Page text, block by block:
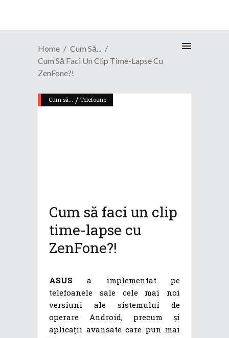
Home
Cum Să...
Cum Să Faci Un Clip Time-Lapse Cu
ZenFone?!
Cum să... / Telefoane
Cum să faci un clip
time-lapse cu
ZenFone?!
ASUS a implementat pe
telefoanele sale cele mai noi
versiuni ale sistemului de
operare Android, precum și
aplicații avansate care pun mai